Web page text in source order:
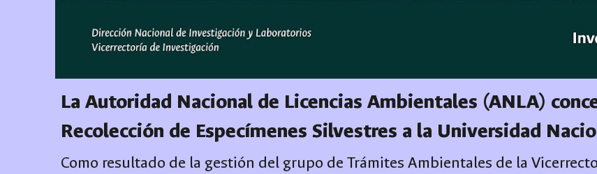
La Autoridad Nacional de Licencias Ambientales (ANLA)
Recolección de Especímenes Silvestres a la Universidad
Como resultado de la gestión del grupo de Trámites Ambientales de la